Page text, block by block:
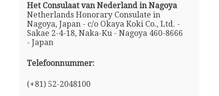
Het Consulaat van Nederland in Nagoya
Netherlands Honorary Consulate in
Nagoya, Japan - c/o Okaya Koki Co., Ltd. -
Sakae 2-4-18, Naka-Ku - Nagoya 460-8666
- Japan
Telefoonnummer:
(+81) 52-2048100